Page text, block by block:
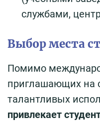
службами,
Выбор места
Помимо
приглашающих на
талантливых
привлекает